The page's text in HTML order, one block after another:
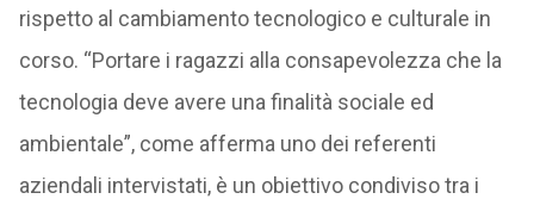
rispetto al cambiamento tecnologico e culturale in
corso. “Portare i ragazzi alla consapevolezza che la
tecnologia deve avere una finalità sociale ed
ambientale”, come afferma uno dei referenti
aziendali intervistati, è un obiettivo condiviso tra i